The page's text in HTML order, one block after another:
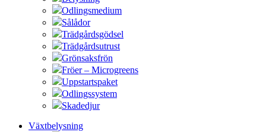
Odlingsmedium
Sålådor
Trädgårdsgödsel
Trädgårdsutrust
Grönsaksfrön
Fröer – Microgreens
Uppstartspaket
Odlingssystem
Skadedjur
Växtbelysning